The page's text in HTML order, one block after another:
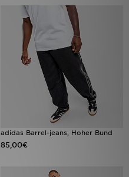
adidas Barrel-jeans, Hoher Bund
85,00€